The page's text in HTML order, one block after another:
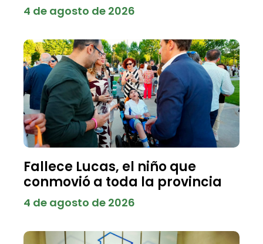
4 de agosto de 2026
Fallece Lucas, el niño que
conmovió a toda la provincia
4 de agosto de 2026